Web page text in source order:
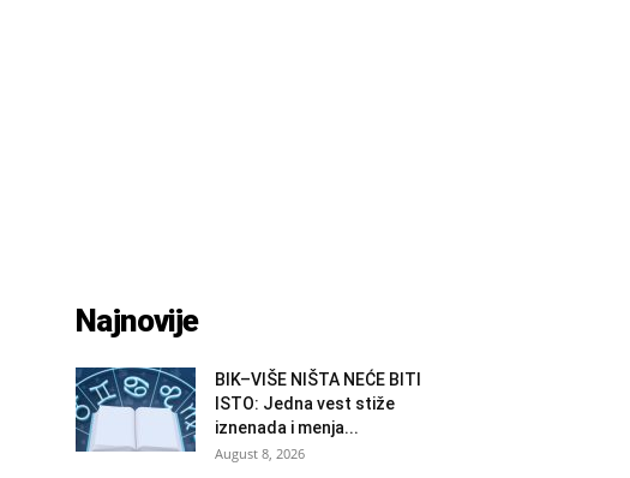
Najnovije
BIK–VIŠE NIŠTA NEĆE BITI
ISTO: Jedna vest stiže
iznenada i menja...
August 8, 2026